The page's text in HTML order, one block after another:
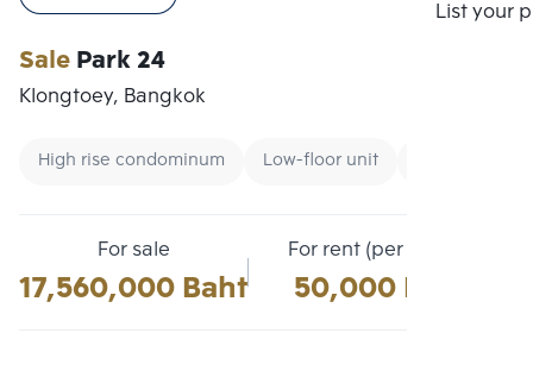
List your
SalePark 24
Klongtoey, Bangkok
High rise condominum Low-floor unit
For sale
17,560,000 Baht
For rent (per month)
50,000 Baht